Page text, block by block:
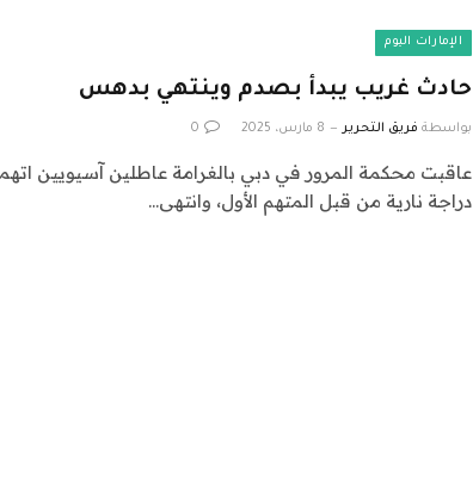
الإمارات اليوم
حادث غريب يبدأ بصدم وينتهي بدهس
بواسطة فريق التحرير 8 مارس، 2025 0
عاقبت محكمة المرور في دبي بالغرامة عاطلين آسيويين
دراجة نارية من قبل المتهم الأول، وانتهى…